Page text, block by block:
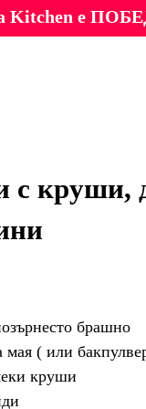
Kitchen е
с круши,
брашно
мая ( или
круши